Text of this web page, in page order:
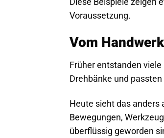
Diese Beispiele zeigen
Voraussetzung.
Vom
Früher entstanden
Drehbänke und
Heute sieht das anders
Bewegungen,
überflüssig geworden